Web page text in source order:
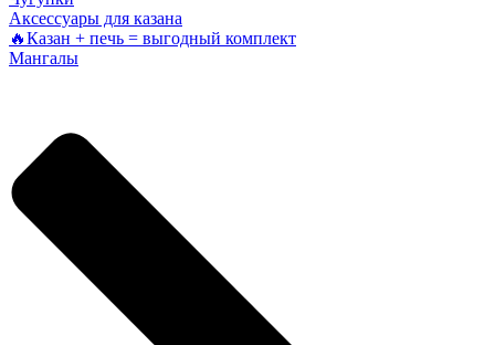
Аксессуары для казана
🔥Казан + печь = выгодный комплект
Мангалы